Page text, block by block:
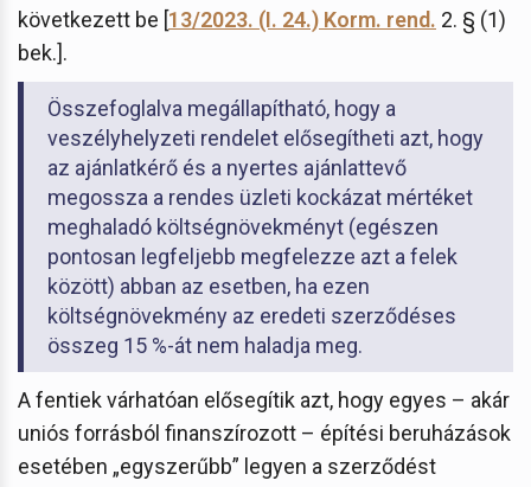
következett be [13/2023. (I. 24.) Korm. rend. 2. § (1)
bek.].
Összefoglalva megállapítható, hogy a
veszélyhelyzeti rendelet elősegítheti azt, hogy
az ajánlatkérő és a nyertes ajánlattevő
megossza a rendes üzleti kockázat mértéket
meghaladó költségnövekményt (egészen
pontosan legfeljebb megfelezze azt a felek
között) abban az esetben, ha ezen
költségnövekmény az eredeti szerződéses
összeg 15 %-át nem haladja meg.
A fentiek várhatóan elősegítik azt, hogy egyes – akár
uniós forrásból finanszírozott – építési beruházások
esetében „egyszerűbb” legyen a szerződést